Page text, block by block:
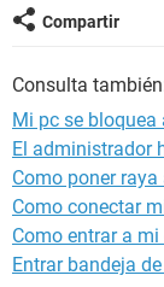
Compartir
Consulta
Mi pc se
El administrador
Como poner
Como conectar
Como entrar a
Entrar bandeja